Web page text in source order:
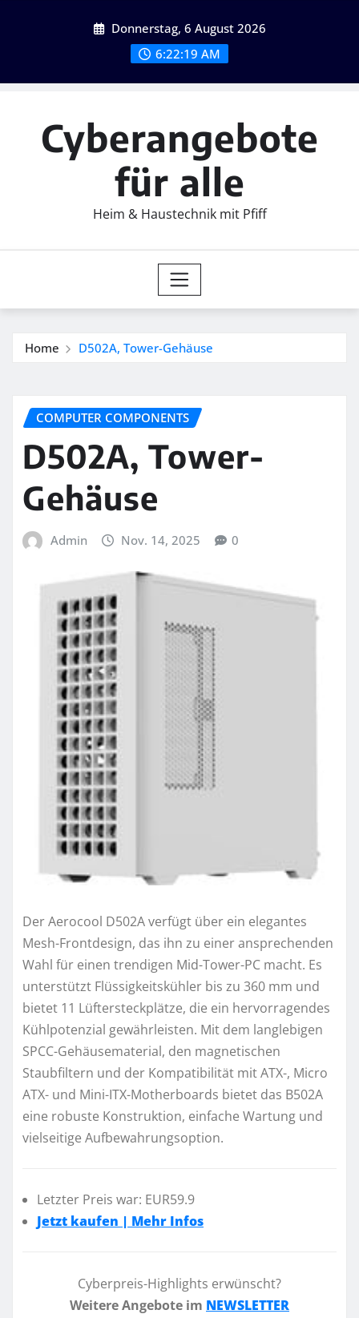
Donnerstag, 6 August 2026
6:22:21 AM
Cyberangebote
für alle
Heim & Haustechnik mit Pfiff
Home D502A, Tower-Gehäuse
COMPUTER COMPONENTS
D502A, Tower-
Gehäuse
Admin Nov. 14, 2025 0
Der Aerocool D502A verfügt über ein elegantes
Mesh-Frontdesign, das ihn zu einer ansprechenden
Wahl für einen trendigen Mid-Tower-PC macht. Es
unterstützt Flüssigkeitskühler bis zu 360 mm und
bietet 11 Lüftersteckplätze, die ein hervorragendes
Kühlpotenzial gewährleisten. Mit dem langlebigen
SPCC-Gehäusematerial, den magnetischen
Staubfiltern und der Kompatibilität mit ATX-, Micro
ATX- und Mini-ITX-Motherboards bietet das B502A
eine robuste Konstruktion, einfache Wartung und
vielseitige Aufbewahrungsoption.
Letzter Preis war: EUR59.9
Jetzt kaufen | Mehr Infos
Cyberpreis-Highlights erwünscht?
Weitere Angebote im NEWSLETTER